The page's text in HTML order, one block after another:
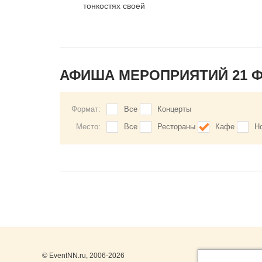
тонкостях своей
АФИША МЕРОПРИЯТИЙ 21
Формат: Все
Концерты
Место:
Все Рестораны Кафе
© EventNN.ru, 2006-2026